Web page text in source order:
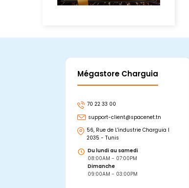
Mégastore Charguia
70 22 33 00
support-client@spacenet.tn
56, Rue de L'industrie Charguia I
2035 - Tunis
Du lundi au samedi
08:00AM - 07:00PM
Dimanche
09:00AM - 03:00PM